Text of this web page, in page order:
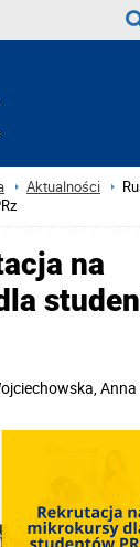
Aktualności
na